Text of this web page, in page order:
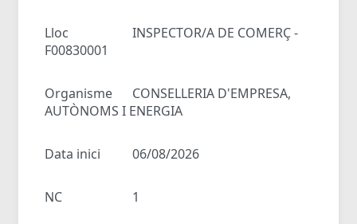
Lloc
INSPECTOR/A DE COMERÇ -
F00830001
Organisme
CONSELLERIA D'EMPRESA,
AUTÒNOMS I ENERGIA
Data inici 06/08/2026
NC 1